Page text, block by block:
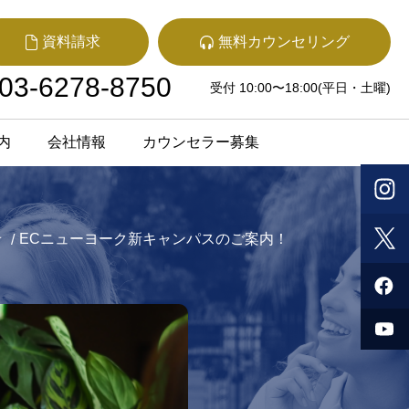
資料請求 無料カウンセリング
6278-8750 受付 10:00〜18:00(平日・土曜)
会社情報 カウンセラー募集
/ ECニューヨーク新キャンパスのご案内！